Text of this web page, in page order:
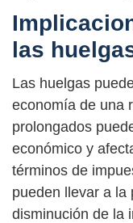
las
Las huelgas
economía de una
prolongados
económico y
términos de
pueden llevar a la
disminución de la